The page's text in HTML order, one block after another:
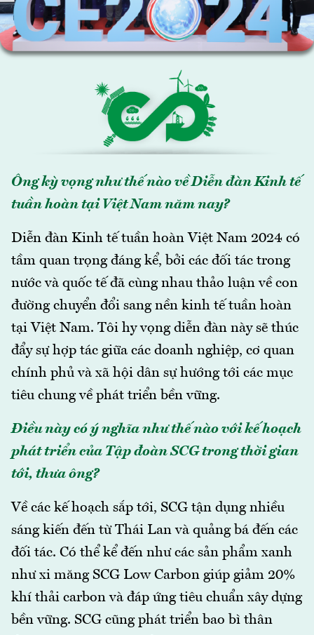
Ông kỳ vọng như thế nào về Diễn đàn Kinh tế
tuần hoàn tại Việt Nam năm nay?
Diễn đàn Kinh tế tuần hoàn Việt Nam 2024 có
tầm quan trọng đáng kể, bởi các đối tác trong
nước và quốc tế đã cùng nhau thảo luận về con
đường chuyển đổi sang nền kinh tế tuần hoàn
tại Việt Nam. Tôi hy vọng diễn đàn này sẽ thúc
đẩy sự hợp tác giữa các doanh nghiệp, cơ quan
chính phủ và xã hội dân sự hướng tới các mục
tiêu chung về phát triển bền vững.
Điều này có ý nghĩa như thế nào với kế hoạch
phát triển của Tập đoàn SCG trong thời gian
tới, thưa ông?
Về các kế hoạch sắp tới, SCG tận dụng nhiều
sáng kiến đến từ Thái Lan và quảng bá đến các
đối tác. Có thể kể đến như các sản phẩm xanh
như xi măng SCG Low Carbon giúp giảm 20%
khí thải carbon và đáp ứng tiêu chuẩn xây dựng
bền vững. SCG cũng phát triển bao bì thân